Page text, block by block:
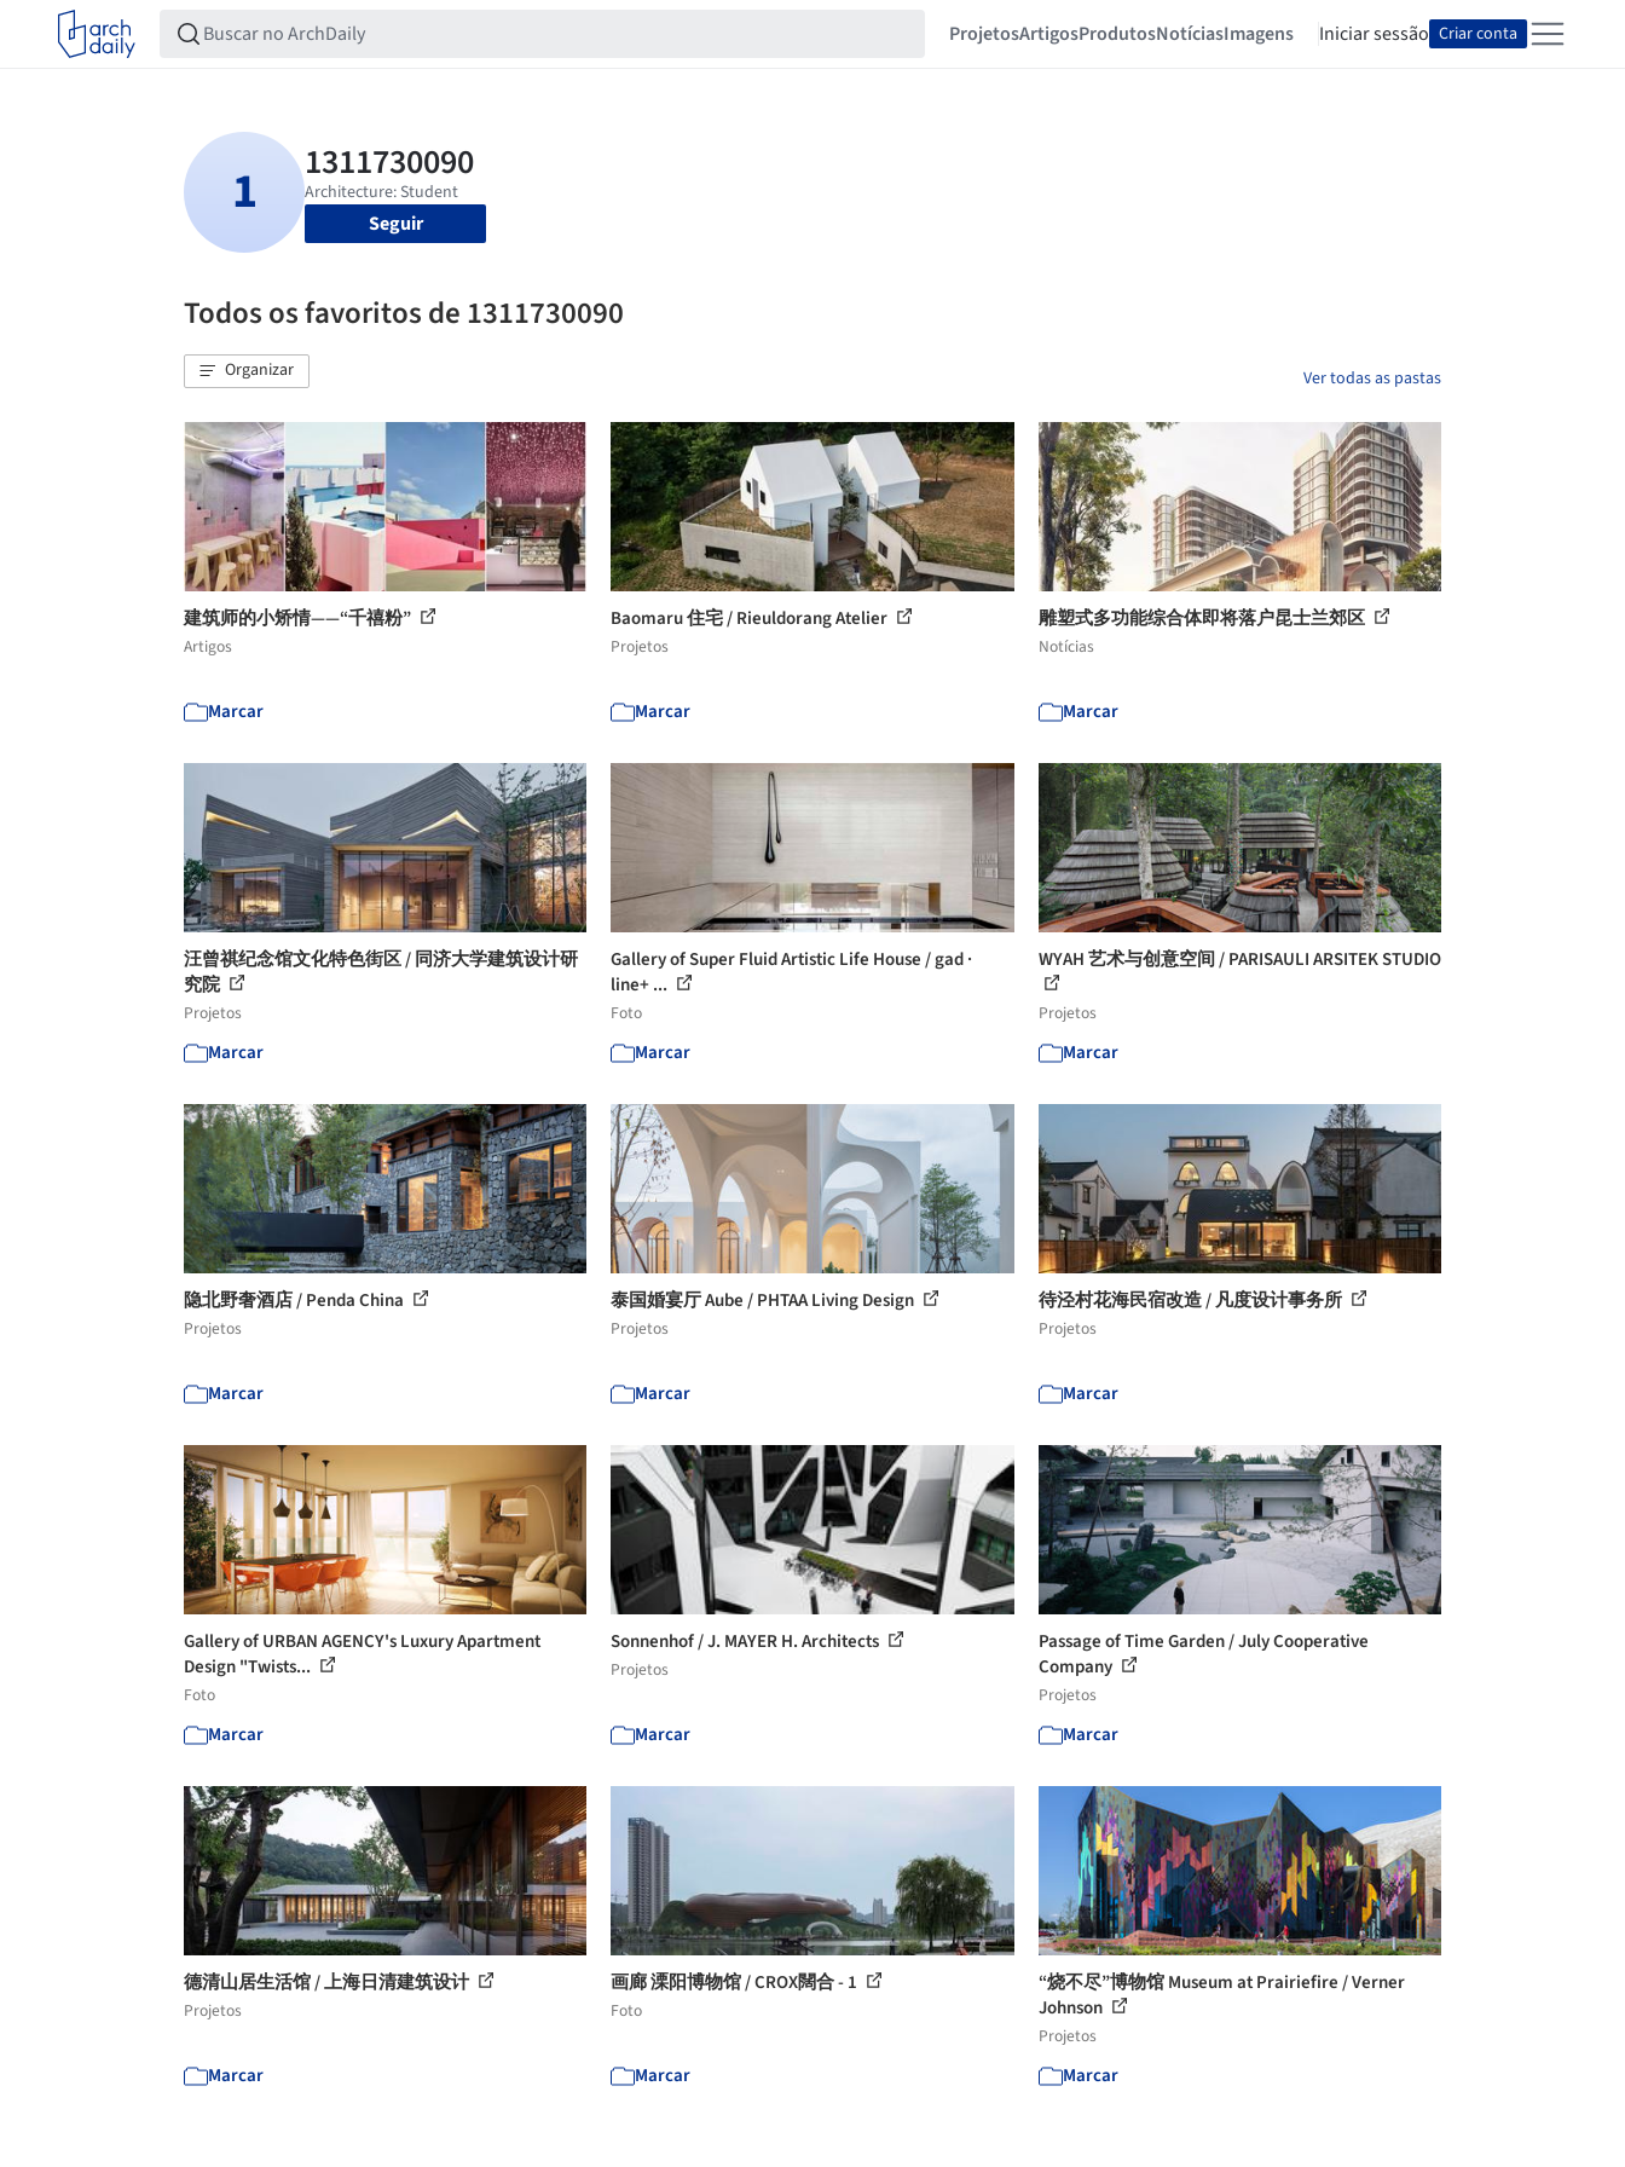
ProjetosArtigosProdutosNotíciasImagens Iniciar sessão Criar conta
Seguir
Todos os favoritos de 1311730090
Organizar Ver todas as pastas
建筑师的小矫情——“千禧粉”
Artigos
Marcar
Baomaru 住宅 / Rieuldorang Atelier
Projetos
Marcar
雕塑式多功能综合体即将落户昆士兰郊区
Notícias
Marcar
汪曾祺纪念馆文化特色街区 / 同济大学建筑设计研
究院
Projetos
Marcar
Gallery of Super Fluid Artistic Life House / gad ·
line+ ...
Foto
Marcar
WYAH 艺术与创意空间 / PARISAULI ARSITEK STUDIO
Projetos
Marcar
隐北野奢酒店 / Penda China
Projetos
Marcar
泰国婚宴厅 Aube / PHTAA Living Design
Projetos
Marcar
待泾村花海民宿改造 / 凡度设计事务所
Projetos
Marcar
Gallery of URBAN AGENCY's Luxury Apartment
Design "Twists...
Foto
Marcar
Sonnenhof / J. MAYER H. Architects
Projetos
Marcar
Passage of Time Garden / July Cooperative
Company
Projetos
Marcar
德清山居生活馆 / 上海日清建筑设计
Projetos
Marcar
画廊 溧阳博物馆 / CROX闊合 - 1
Foto
Marcar
“烧不尽”博物馆 Museum at Prairiefire / Verner
Johnson
Projetos
Marcar